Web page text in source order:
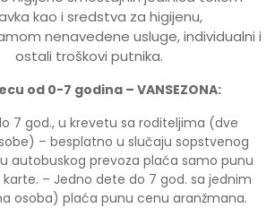
kao i sredstva za higijenu,
nenavedene usluge, individualni i
ostali troškovi putnika.
od 0-7 godina – VANSEZONA:
7 god., u krevetu sa roditeljima (dve
– besplatno u slučaju sopstvenog
autobuskog prevoza plaća samo punu
– Jedno dete do 7 god. sa jednim
osoba) plaća punu cenu aranžmana.